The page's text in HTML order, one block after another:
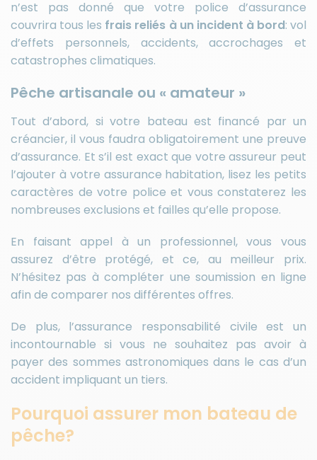
n’est pas donné que votre police d’assurance
couvrira tous les frais reliés à un incident à bord: vol
d’effets personnels, accidents, accrochages et
catastrophes climatiques.
Pêche artisanale ou « amateur »
Tout d’abord, si votre bateau est financé par un
créancier, il vous faudra obligatoirement une preuve
d’assurance. Et s’il est exact que votre assureur peut
l’ajouter à votre assurance habitation, lisez les petits
caractères de votre police et vous constaterez les
nombreuses exclusions et failles qu’elle propose.
En faisant appel à un professionnel, vous vous
assurez d’être protégé, et ce, au meilleur prix.
N’hésitez pas à compléter une soumission en ligne
afin de comparer nos différentes offres.
De plus, l’assurance responsabilité civile est un
incontournable si vous ne souhaitez pas avoir à
payer des sommes astronomiques dans le cas d’un
accident impliquant un tiers.
Pourquoi assurer mon bateau de
pêche?